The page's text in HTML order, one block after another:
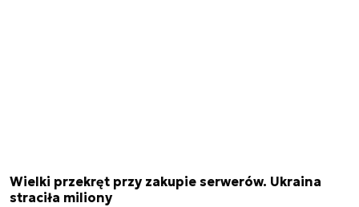
Wielki przekręt przy zakupie serwerów. Ukraina
straciła miliony